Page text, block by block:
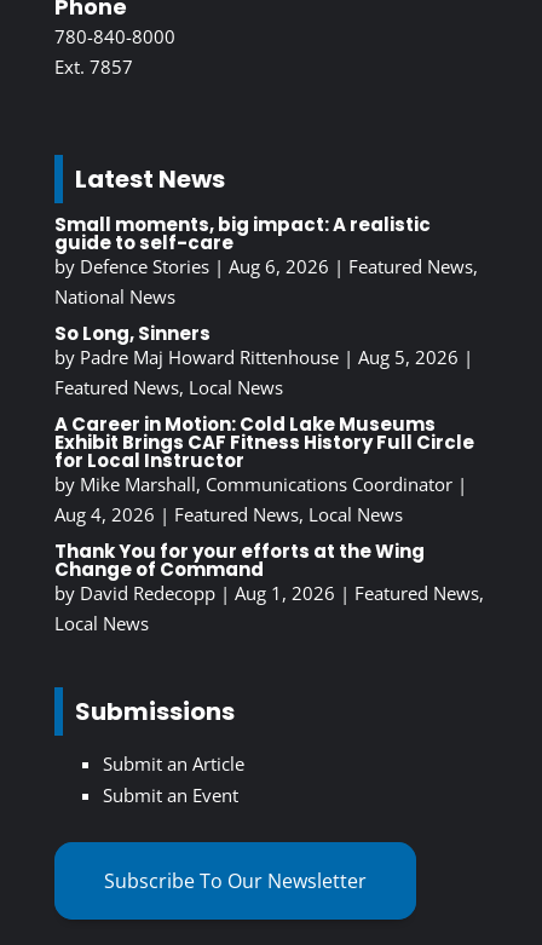
Phone
780-840-8000
Ext. 7857
Latest News
Small moments, big impact: A realistic
guide to self-care
by Defence Stories| Aug 6, 2026 | Featured News,
National News
So Long, Sinners
by Padre Maj Howard Rittenhouse| Aug 5, 2026 |
Featured News, Local News
A Career in Motion: Cold Lake Museums
Exhibit Brings CAF Fitness History Full Circle
for Local Instructor
by Mike Marshall, Communications Coordinator|
Aug 4, 2026 | Featured News, Local News
Thank You for your efforts at the Wing
Change of Command
by David Redecopp| Aug 1, 2026 | Featured News,
Local News
Submissions
Submit an Article
Submit an Event
Subscribe To Our Newsletter